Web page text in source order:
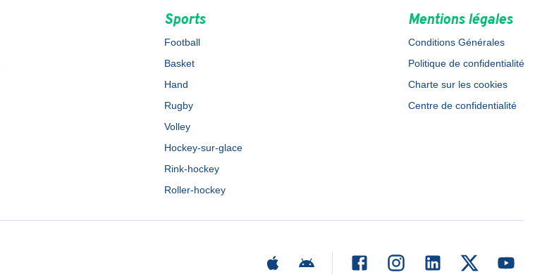
Sports
Football
Basket
Hand
Rugby
Volley
Hockey-sur-glace
Rink-hockey
Roller-hockey
Mentions légales
Conditions Générales
Politique de confidentialité
Charte sur les cookies
Centre de confidentialité